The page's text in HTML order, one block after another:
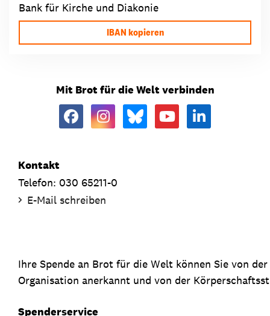
Bank für Kirche und Diakonie
IBAN kopieren
Mit Brot für die Welt verbinden
Kontakt
Telefon: 030 65211-0
E-Mail schreiben
Ihre Spende an Brot für die Welt können Sie von
Organisation anerkannt und von der
Spenderservice